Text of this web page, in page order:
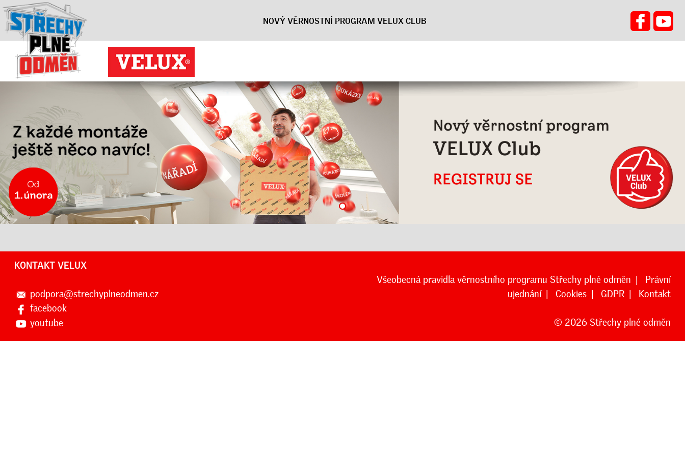
NOVÝ VĚRNOSTNÍ PROGRAM VELUX CLUB
KONTAKT VELUX
podpora@strechyplneodmen.cz
facebook
youtube
Všeobecná pravidla věrnostního programu Střechy plné odměn | Právní
ujednání| Cookies| GDPR| Kontakt
© 2026 Střechy plné odměn